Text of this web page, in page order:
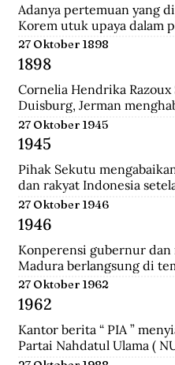
Adanya pertemuan yang
Korem utuk upaya dalam
pertemuan ini mengubah
golongan yakni 27 dari
Golongan Karya.
27 Oktober 1898
1898
Cornelia Hendrika
Duisburg, Jerman
kecilnya di Arnhem. Dia
Kweekschool untuk
Pemerintah Kolonial
sebagai anggota Dewan
para perempuan
menginginkan seorang
Volksraad. Tapi alih-alih
Indonesia, pemerintah
perempuan Belanda yang
perempuan sayap IEV.
27 Oktober 1945
1945
Pihak Sekutu
dan rakyat Indonesia
dan menyerbu penjara
perwira-perwira Sekutu
of Allied Prisoners of War
ditawan Republik.
27 Oktober 1946
1946
Konperensi gubernur dan
Madura berlangsung di
Sukarno hari ini di
membicarakan masalah
antara pemerintah dan
mendarat di Surabaya,
Republik untuk
Sekutu dan pegawai
27 Oktober 1962
1962
Kantor berita “ PIA ”
Partai Nahdatul Ulama (
meminta kepada Presiden